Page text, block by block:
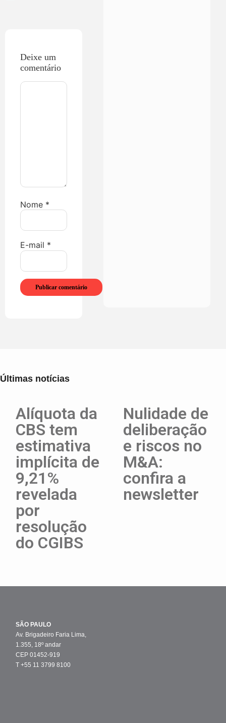
Deixe um
comentário
Nome *
E-mail *
Últimas notícias
Alíquota da
CBS tem
estimativa
implícita de
9,21%
revelada
por
resolução
do CGIBS
Nulidade de
deliberação
e riscos no
M&A:
confira a
newsletter
SÃO PAULO
Av. Brigadeiro Faria Lima,
1.355, 18º andar
CEP 01452-919
T +55 11 3799 8100